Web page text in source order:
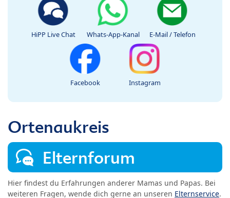
HiPP Live Chat Whats-App-Kanal E-Mail / Telefon
Facebook Instagram
Ortenaukreis
Elternforum
Hier findest du Erfahrungen anderer Mamas und Papas. Bei
weiteren Fragen, wende dich gerne an unseren Elternservice.